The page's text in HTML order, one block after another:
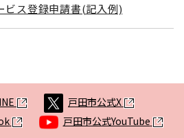
ビス登録申請書(記入例)
戸田市公式X
戸田市公式YouTube